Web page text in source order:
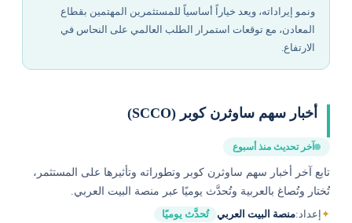
ونمو إيراداته، ويعد خياراً أساسياً للمستثمرين المهتمين بقطاع
المعادن، مع توقعات استمرار الطلب العالمي على النحاس في
الارتفاع.
أخبار سهم ساوثرن كوبر (SCCO)
آخر تحديث منذ أسبوع
تابع آخر أخبار سهم ساوثرن كوبر وتطوراته وتأثيرها على المستثمر،
تُختار وتُصاغ بالعربية وتُحدَّث يوميًا عبر منصة البيت العربي.
✦إعداد:منصة البيت العربي تُحدَّث يوميًا